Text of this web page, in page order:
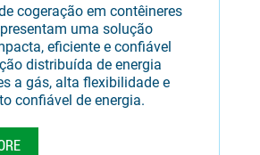
cogeração em contêineres
uma solução
eficiente e confiável
distribuída de energia
a gás, alta flexibilidade e
confiável de energia.